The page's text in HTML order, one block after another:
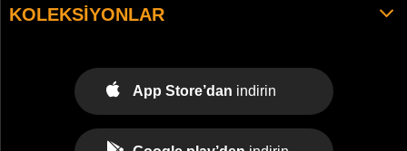
KOLEKSIYONLAR
App Store’dan indirin